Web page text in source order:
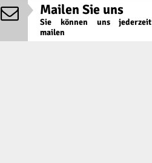
 Mailen Sie uns
Sie können uns jederzeit
mailen